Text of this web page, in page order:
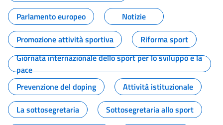
Parlamento europeo
Notizie
Promozione attività sportiva
Riforma sport
Giornata internazionale dello sport per lo sviluppo e la
pace
Prevenzione del doping
Attività istituzionale
La sottosegretaria
Sottosegretaria allo sport